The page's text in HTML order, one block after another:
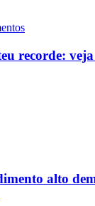
recorde:
alto